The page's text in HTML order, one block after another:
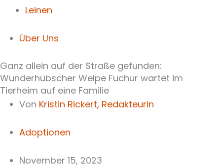
Leinen
Über Uns
Ganz allein auf der Straße gefunden:
Wunderhübscher Welpe Fuchur wartet im
Tierheim auf eine Familie
Von Kristin Rickert, Redakteurin
Adoptionen
November 15, 2023